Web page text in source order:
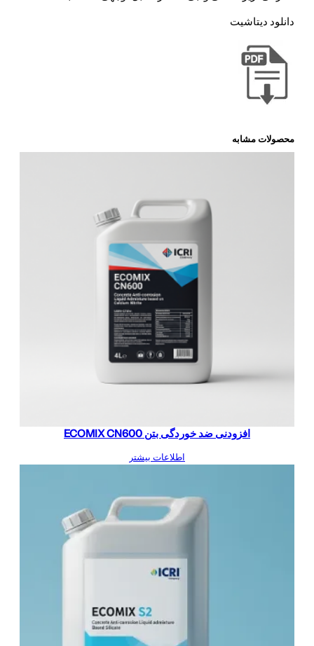
دانلود دیتاشیت
محصولات مشابه
افزودنی ضد خوردگی بتن ECOMIX CN600
اطلاعات بیشتر